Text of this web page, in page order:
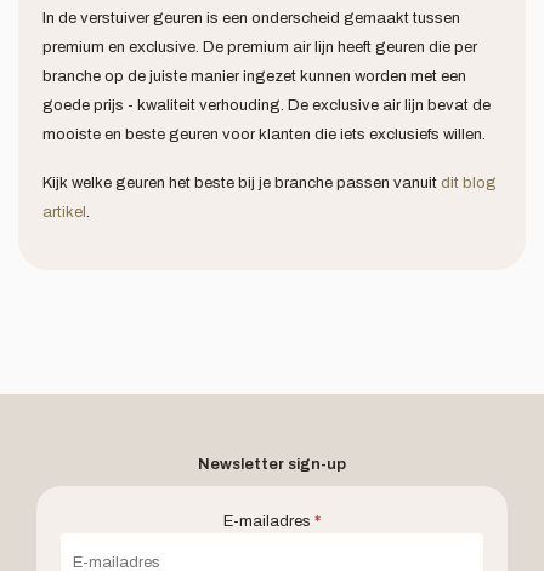
In de verstuiver geuren is een onderscheid gemaakt tussen
premium en exclusive. De premium air lijn heeft geuren die per
branche op de juiste manier ingezet kunnen worden met een
goede prijs - kwaliteit verhouding. De exclusive air lijn bevat de
mooiste en beste geuren voor klanten die iets exclusiefs willen.
Kijk welke geuren het beste bij je branche passen vanuit dit blog
artikel .
Newsletter sign-up
E-mailadres *